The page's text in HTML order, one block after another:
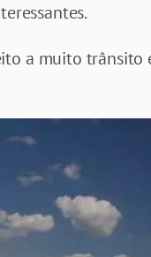
a muito trânsito